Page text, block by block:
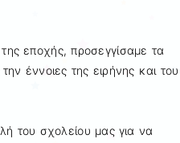
εποχής, προσεγγίσαμε τα
έννοιες της ειρήνης και του
του σχολείου μας για να